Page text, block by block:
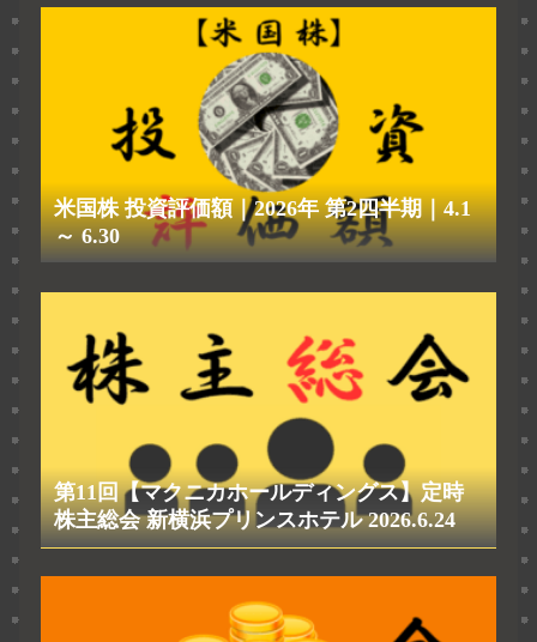
米国株 投資評価額｜2026年 第2四半期｜4.1
～ 6.30
第11回【マクニカホールディングス】定時
株主総会 新横浜プリンスホテル 2026.6.24